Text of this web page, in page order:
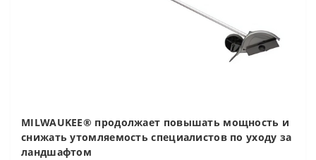
MILWAUKEE® продолжает повышать мощность и
снижать утомляемость специалистов по уходу за
ландшафтом